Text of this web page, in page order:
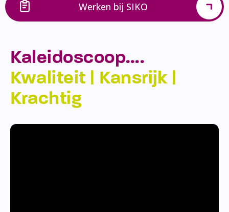
Werken bij SIKO
Kaleidoscoop….
Kwaliteit | Kansrijk |
Krachtig